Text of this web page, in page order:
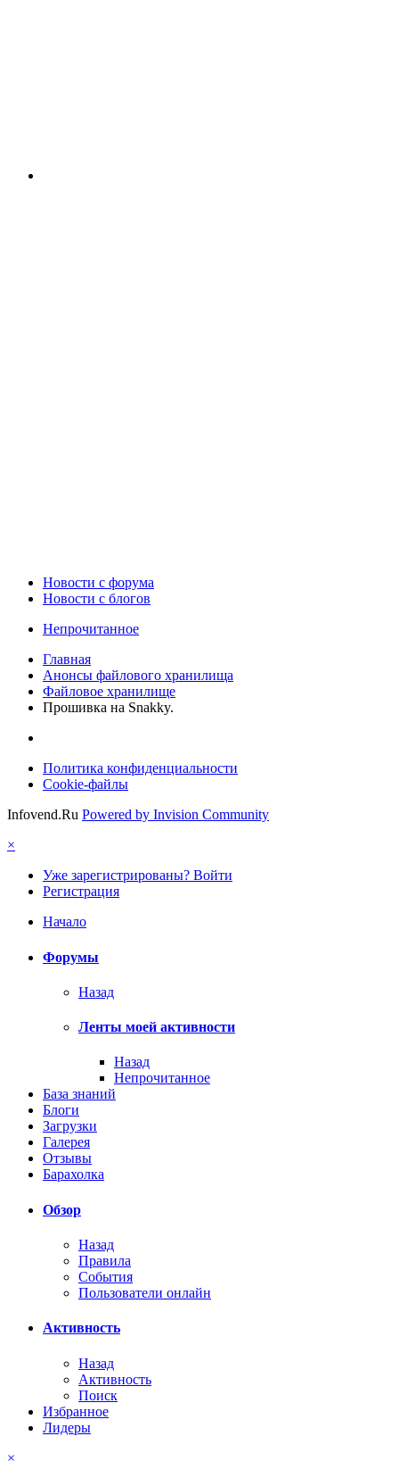
Новости c форума
Новости с блогов
Непрочитанное
Главная
Анонсы файлового хранилища
Файловое хранилище
Прошивка на Snakky.
Политика конфиденциальности
Cookie-файлы
Infovend.Ru Powered by Invision Community
×
Уже зарегистрированы? Войти
Регистрация
Начало
Форумы
Назад
Ленты моей активности
Назад
Непрочитанное
База знаний
Блоги
Загрузки
Галерея
Отзывы
Барахолка
Обзор
Назад
Правила
События
Пользователи онлайн
Активность
Назад
Активность
Поиск
Избранное
Лидеры
×